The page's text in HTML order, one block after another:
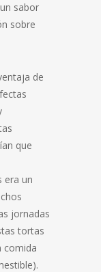
sabor
sobre
de
que
era un
jornadas
tortas
comida